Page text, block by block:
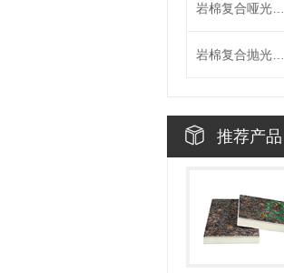
岩棉复合哑光面陶瓷薄板保温装饰一体板
岩棉复合抛光面陶瓷薄板保温装饰一体板
推荐产品